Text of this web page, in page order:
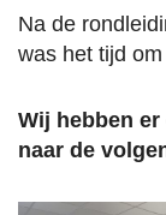
Na de
was het tijd
Wij hebben
naar de